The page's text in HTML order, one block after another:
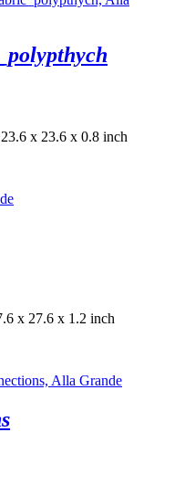
x 23.6 x 0.8 inch
x 27.6 x 1.2 inch